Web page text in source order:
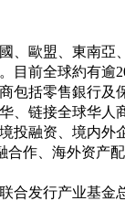
、歐盟、東南亞
目前全球約有逾
包括零售銀行及
、链接全球华人
投融资、境内外
合作、海外资产
合发行产业基金